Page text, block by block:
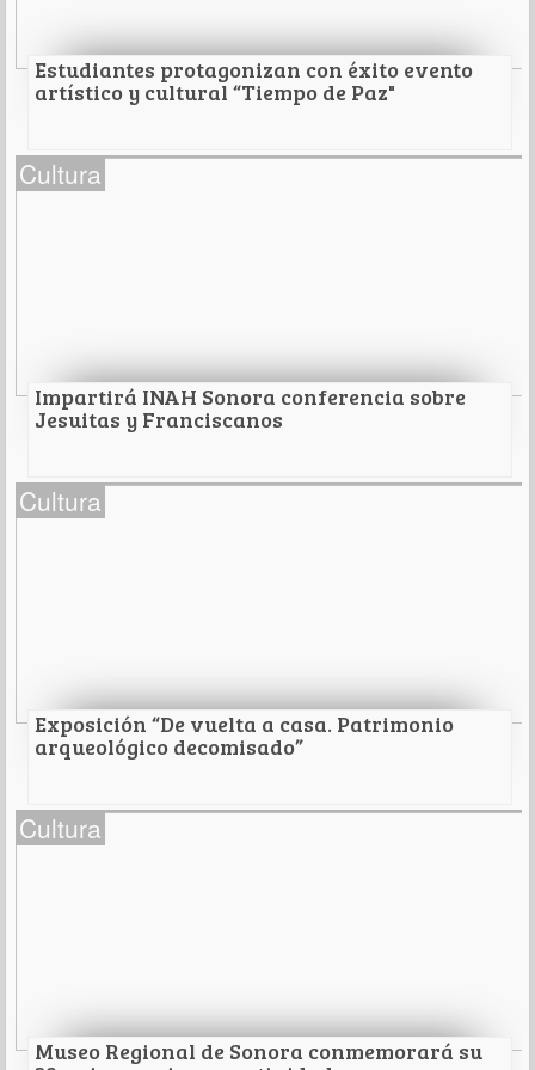
Leer Más
Estudiantes protagonizan con éxito evento
artístico y cultural “Tiempo de Paz"
Estudiantes protagonizan con éxito evento
artístico y cultural “Tiempo de Paz"
Leer Más
Cultura
Impartirá INAH Sonora conferencia sobre
Jesuitas y Franciscanos
Impartirá INAH Sonora conferencia sobre
Leer Más
Cultura
Exposición “De vuelta a casa. Patrimonio
arqueológico decomisado”
Exposición “De vuelta a casa. Patrimonio
Leer Más
Cultura
Museo Regional de Sonora conmemorará su